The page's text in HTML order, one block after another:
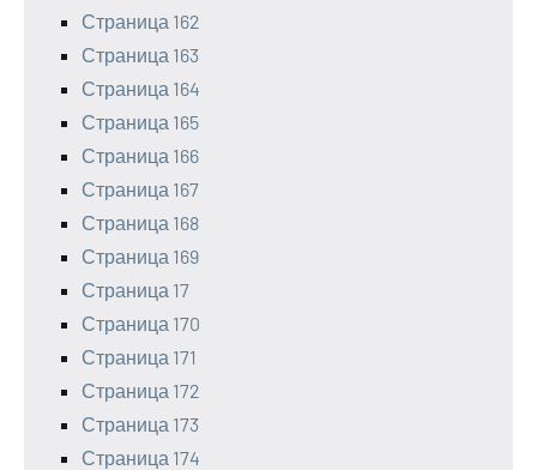
Страница 162
Страница 163
Страница 164
Страница 165
Страница 166
Страница 167
Страница 168
Страница 169
Страница 17
Страница 170
Страница 171
Страница 172
Страница 173
Страница 174